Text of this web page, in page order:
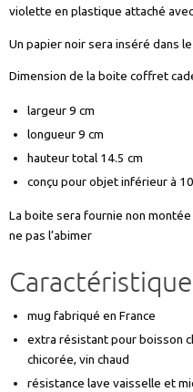
violette en plastique attaché
Un papier noir sera inséré dans
Dimension de la boite coffret
largeur 9 cm
longueur 9 cm
hauteur total 14.5 cm
conçu pour objet inférieur à
La boite sera fournie non
ne pas l’abimer
mug fabriqué en France
extra résistant pour boisson
chicorée, vin chaud
résistance lave vaisselle et